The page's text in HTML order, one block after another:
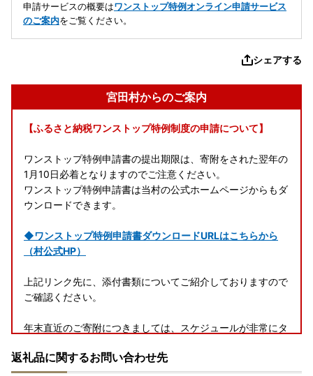
申請サービスの概要はワンストップ特例オンライン申請サービス
のご案内をご覧ください。
シェアする
宮田村からのご案内
【ふるさと納税ワンストップ特例制度の申請について】
ワンストップ特例申請書の提出期限は、寄附をされた翌年の
1月10日必着となりますのでご注意ください。
ワンストップ特例申請書は当村の公式ホームページからもダ
ウンロードできます。
◆ワンストップ特例申請書ダウンロードURLはこちらから
（村公式HP）
上記リンク先に、添付書類についてご紹介しておりますので
ご確認ください。
年末直近のご寄附につきましては、スケジュールが非常にタ
先よりご対応いただくことをお勧めします。
返礼品に関するお問い合わせ先